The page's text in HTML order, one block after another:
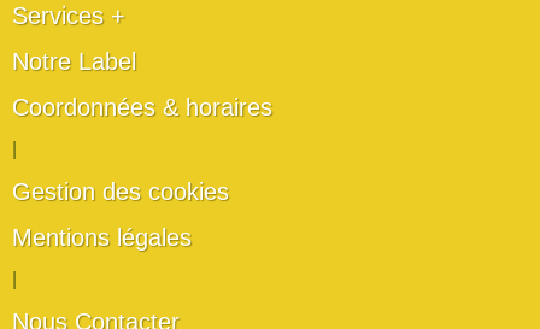
Services +
Notre Label
Coordonnées & horaires
Gestion des cookies
Mentions légales
Nous Contacter